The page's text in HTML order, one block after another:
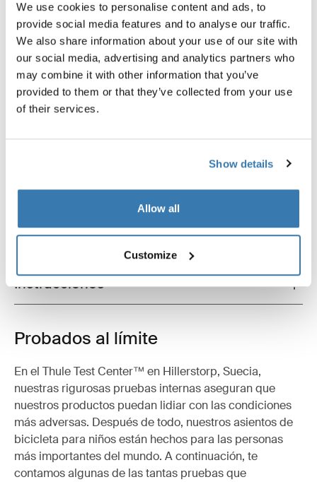
We use cookies to personalise content and ads, to
provide social media features and to analyse our traffic.
We also share information about your use of our site with
our social media, advertising and analytics partners who
may combine it with other information that you’ve
provided to them or that they’ve collected from your use
of their services.
Show details
Allow all
Customize
Thule smartphone bike mount
fijación de smartphone para bicicleta
negro
Thule quick release bracket
soporte de liberación rápida
Todas las características
Toggle techspec
Especificaciones técnicas
Instrucciones
Probados al límite
En el Thule Test Center™ en Hillerstorp, Suecia,
nuestras rigurosas pruebas internas aseguran que
nuestros productos puedan lidiar con las condiciones
más adversas. Después de todo, nuestros asientos de
bicicleta para niños están hechos para las personas
más importantes del mundo. A continuación, te
contamos algunas de las tantas pruebas que